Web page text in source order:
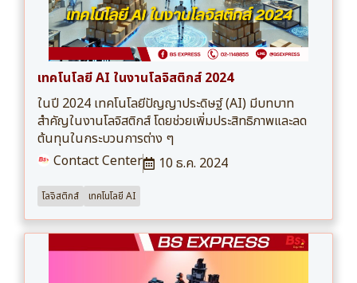
เทคโนโลยี AI ในงานโลจิสติกส์ 2024
ในปี 2024 เทคโนโลยีปัญญาประดิษฐ์ (AI) มีบทบาท
สำคัญในงานโลจิสติกส์ โดยช่วยเพิ่มประสิทธิภาพและลด
ต้นทุนในกระบวนการต่าง ๆ
Contact Center
10 ธ.ค. 2024
โลจิสติกส์ เทคโนโลยี AI